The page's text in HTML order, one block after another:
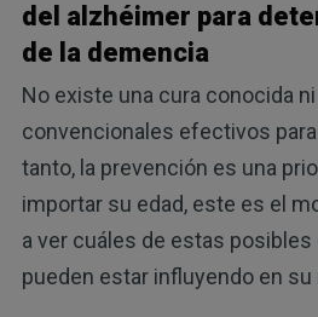
del alzhéimer para
de la demencia
No existe una cura conocida
convencionales efectivos
tanto, la prevención es una
importar su edad, este es el
a ver cuáles de estas
pueden estar influyendo en su